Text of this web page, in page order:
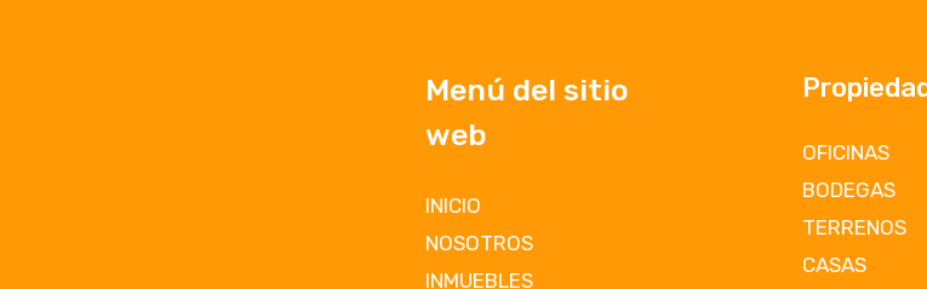
Menú del sitio
web
INICIO
NOSOTROS
INMUEBLES
OFICINAS
BODEGAS
TERRENOS
CASAS